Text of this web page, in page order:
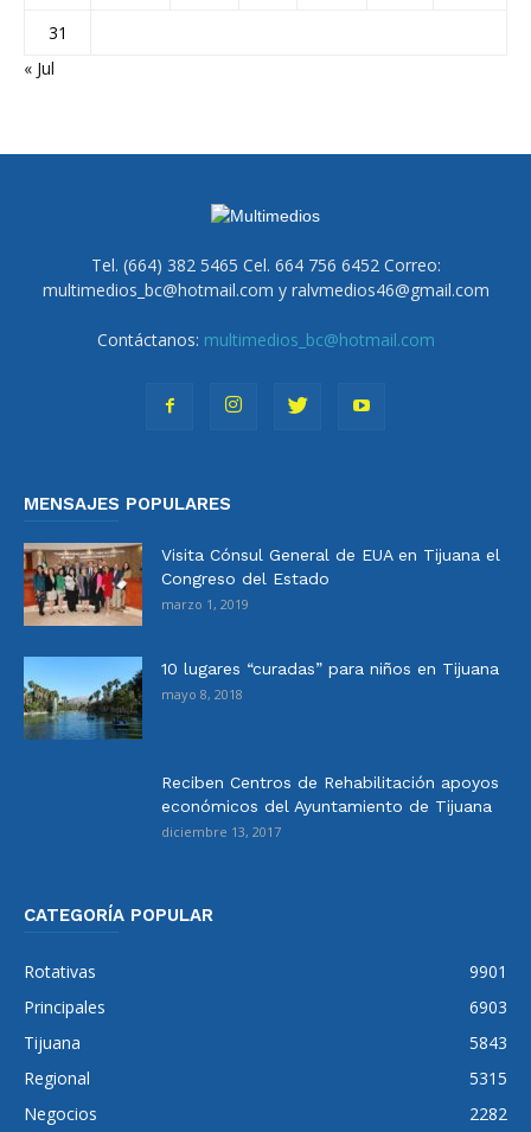
31
« Jul
Tel. (664) 382 5465 Cel. 664 756 6452 Correo:
multimedios_bc@hotmail.com y ralvmedios46@gmail.com
Contáctanos: multimedios_bc@hotmail.com
MENSAJES POPULARES
Visita Cónsul General de EUA en Tijuana el
Congreso del Estado
marzo 1, 2019
10 lugares “curadas” para niños en Tijuana
mayo 8, 2018
Reciben Centros de Rehabilitación apoyos
económicos del Ayuntamiento de Tijuana
diciembre 13, 2017
CATEGORÍA POPULAR
Rotativas
9901
Principales
6903
Tijuana
5843
Regional
5315
Negocios
2282